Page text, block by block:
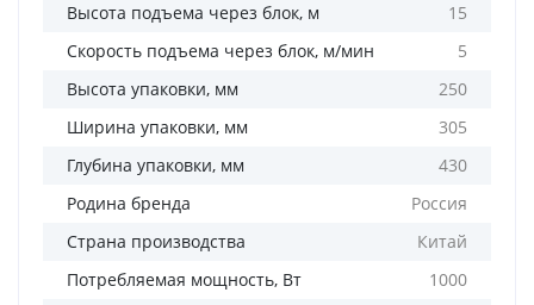
Высота подъема через блок, м
15
Скорость подъема через блок, м/мин
5
Высота упаковки, мм
250
Ширина упаковки, мм
305
Глубина упаковки, мм
430
Родина бренда
Россия
Страна производства
Китай
Потребляемая мощность, Вт
1000